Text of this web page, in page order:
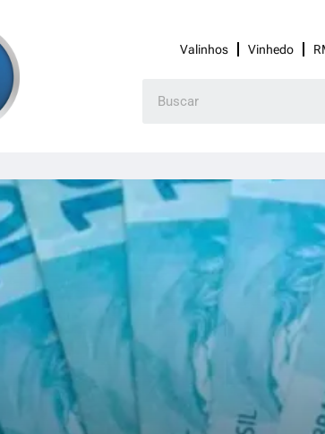
Valinhos Vinhedo